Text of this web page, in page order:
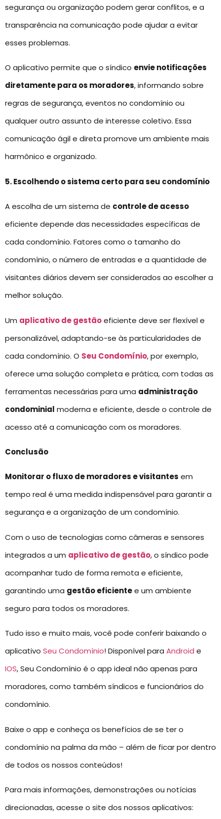
segurança ou organização podem gerar conflitos, e a
transparência na comunicação pode ajudar a evitar
esses problemas.
O aplicativo permite que o síndico envie notificações
diretamente para os moradores, informando sobre
regras de segurança, eventos no condomínio ou
qualquer outro assunto de interesse coletivo. Essa
comunicação ágil e direta promove um ambiente mais
harmônico e organizado.
5. Escolhendo o sistema certo para seu condomínio
A escolha de um sistema de controle de acesso
eficiente depende das necessidades específicas de
cada condomínio. Fatores como o tamanho do
condomínio, o número de entradas e a quantidade de
visitantes diários devem ser considerados ao escolher a
melhor solução.
Um aplicativo de gestãoeficiente deve ser flexível e
personalizável, adaptando-se às particularidades de
cada condomínio. O Seu Condomínio, por exemplo,
oferece uma solução completa e prática, com todas as
ferramentas necessárias para uma administração
condominial moderna e eficiente, desde o controle de
acesso até a comunicação com os moradores.
Conclusão
Monitorar o fluxo de moradores e visitantes em
tempo real é uma medida indispensável para garantir a
segurança e a organização de um condomínio.
Com o uso de tecnologias como câmeras e sensores
integrados a um aplicativo de gestão, o síndico pode
acompanhar tudo de forma remota e eficiente,
garantindo uma gestão eficientee um ambiente
seguro para todos os moradores.
Tudo isso e muito mais, você pode conferir baixando o
aplicativo Seu Condomínio! Disponível para Android e
IOS, Seu Condomínio é o app ideal não apenas para
moradores, como também síndicos e funcionários do
condomínio.
Baixe o app e conheça os benefícios de se ter o
condomínio na palma da mão – além de ficar por dentro
de todos os nossos conteúdos!
Para mais informações, demonstrações ou notícias
direcionadas, acesse o site dos nossos aplicativos: